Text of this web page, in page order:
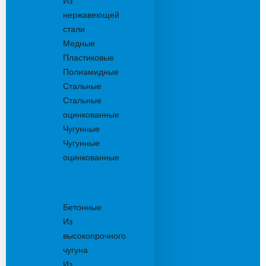
нержавеющей
стали
Медные
Пластиковые
Полиамидные
Стальные
Стальные
оцинкованные
Чугунные
Чугунные
оцинкованные
Бетонные
Из
высокопрочного
чугуна